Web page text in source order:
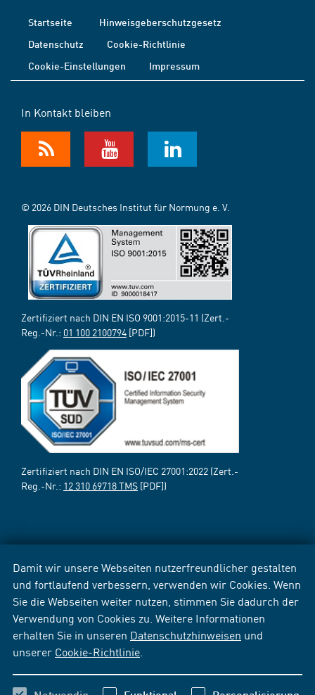
Damit wir unsere Webseiten nutzerfreundlicher gestalten
und fortlaufend verbessern, verwenden wir Cookies. Wenn
Sie die Webseiten weiter nutzen, stimmen Sie dadurch der
Verwendung von Cookies zu. Weitere Informationen
erhalten Sie in unseren Datenschutzhinweisen und
unserer Cookie-Richtlinie
Startseite
Hinweisgeberschutzgesetz
Datenschutz
Cookie-Richtlinie
Cookie-Einstellungen
Impressum
In Kontakt bleiben
© 2026 DIN Deutsches Institut für Normung e. V.
Zertifiziert nach DIN EN ISO 9001:2015-11 (Zert.-
Reg.-Nr.: 01 100 2100794 [PDF])
Zertifiziert nach DIN EN ISO/IEC 27001:2022 (Zert.-
Reg.-Nr.: 12 310 69718 TMS [PDF])